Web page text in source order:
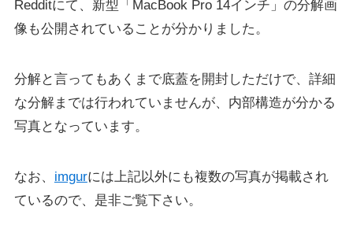
Redditにて、新型「MacBook Pro 14インチ」の分解画
像も公開されていることが分かりました。
分解と言ってもあくまで底蓋を開封しただけで、詳細
な分解までは行われていませんが、内部構造が分かる
写真となっています。
なお、 imgurには上記以外にも複数の写真が掲載され
ているので、是非ご覧下さい。